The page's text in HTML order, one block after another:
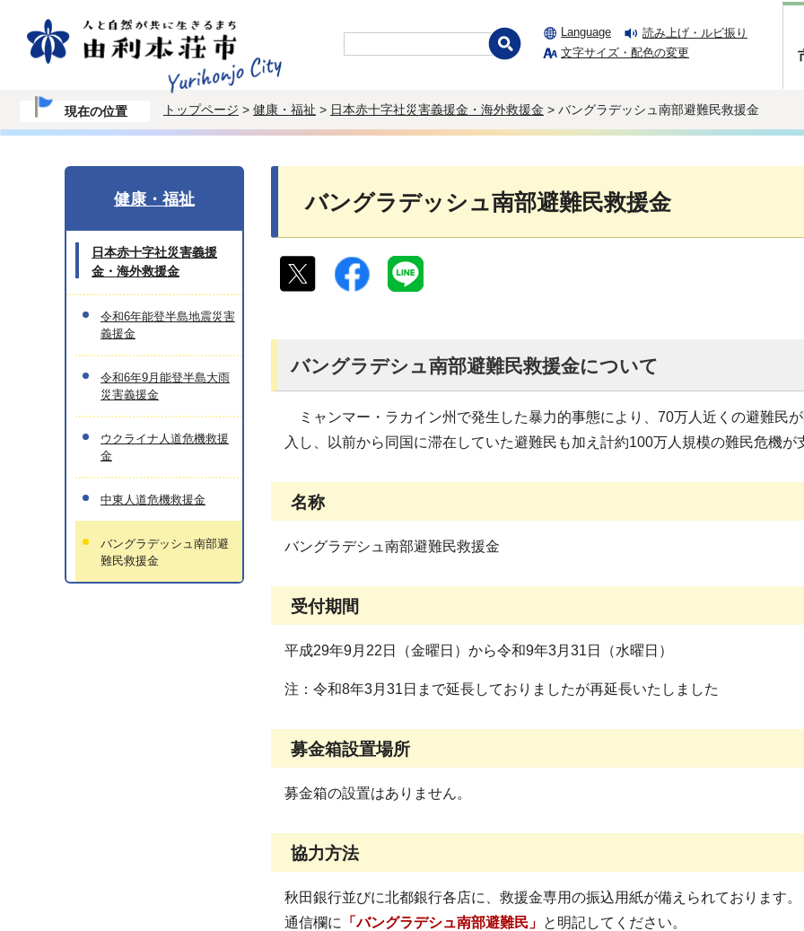
Language
読み上げ・ルビ振り
文字サイズ・配色の変更
現在の位置 トップページ > 健康・福祉 > 日本赤十字社災害義援金・海外救援金 > バングラデッシュ南部避難民救援金
バングラデッシュ南部避難民救援金
バングラデシュ南部避難民救援金について
ミャンマー・ラカイン州で発生した暴力的事態により、70万人近くの避難民
入し、以前から同国に滞在していた避難民も加え計約100万人規模の難民危機が
名称
バングラデシュ南部避難民救援金
受付期間
平成29年9月22日（金曜日）から令和9年3月31日（水曜日）
注：令和8年3月31日まで延長しておりましたが再延長いたしました
募金箱設置場所
募金箱の設置はありません。
協力方法
秋田銀行並びに北都銀行各店に、救援金専用の振込用紙が備えられております。
通信欄に
「バングラデシュ南部避難民」 と明記してください。
健康・福祉
日本赤十字社災害義援
金・海外救援金
令和6年能登半島地震災害
義援金
令和6年9月能登半島大雨
災害義援金
ウクライナ人道危機救援
金
中東人道危機救援金
バングラデッシュ南部避
難民救援金